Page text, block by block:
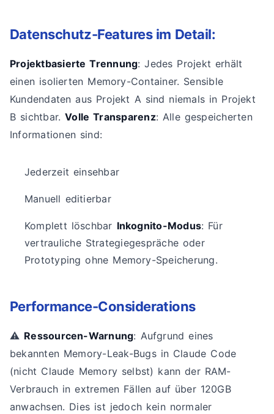
Datenschutz-Features im Detail:
Projektbasierte Trennung: Jedes Projekt erhält
einen isolierten Memory-Container. Sensible
Kundendaten aus Projekt A sind niemals in Projekt
B sichtbar.Volle Transparenz: Alle gespeicherten
Informationen sind:
Jederzeit einsehbar
Manuell editierbar
Komplett löschbar Inkognito-Modus: Für
vertrauliche Strategiegespräche oder
Prototyping ohne Memory-Speicherung.
Performance-Considerations
⚠️ Ressourcen-Warnung: Aufgrund eines
bekannten Memory-Leak-Bugs in Claude Code
(nicht Claude Memory selbst) kann der RAM-
Verbrauch in extremen Fällen auf über 120GB
anwachsen. Dies ist jedoch kein normaler